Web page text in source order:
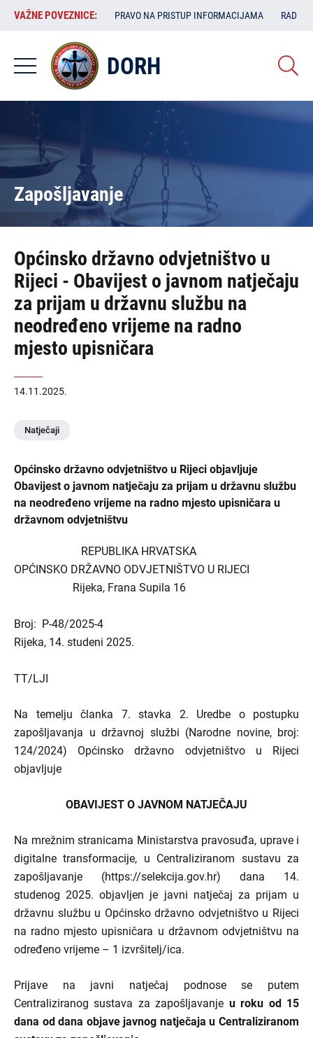
Skoči
sadržaj
VAŽNE
POVEZNICE:
VAŽNE POVEZNICE: PRAVO NA PRISTUP INFORMACIJAMA RAD
DORH
Zapošljavanje
Općinsko državno odvjetništvo u
Rijeci - Obavijest o javnom natječaju
za prijam u državnu službu na
neodređeno vrijeme na radno
mjesto upisničara
14.11.2025.
Natječaji
Općinsko državno odvjetništvo u Rijeci objavljuje
Obavijest o javnom natječaju za prijam u državnu službu
na neodređeno vrijeme na radno mjesto upisničara u
državnom odvjetništvu
REPUBLIKA HRVATSKA
OPĆINSKO DRŽAVNO ODVJETNIŠTVO U RIJECI
Rijeka, Frana Supila 16
Broj: P-48/2025-4
Rijeka, 14. studeni 2025.
TT/LJI
Na temelju članka 7. stavka 2. Uredbe o postupku
zapošljavanja u državnoj službi (Narodne novine, broj:
124/2024) Općinsko državno odvjetništvo u Rijeci
objavljuje
OBAVIJEST O JAVNOM NATJEČAJU
Na mrežnim stranicama Ministarstva pravosuđa, uprave i
digitalne transformacije, u Centraliziranom sustavu za
zapošljavanje (https://selekcija.gov.hr) dana 14.
studenog 2025. objavljen je javni natječaj za prijam u
državnu službu u Općinsko državno odvjetništvo u Rijeci
na radno mjesto upisničara u državnom odvjetništvu na
određeno vrijeme – 1 izvršitelj/ica.
Prijave na javni natječaj podnose se putem
Centraliziranog sustava za zapošljavanje u roku od 15
dana od dana objave javnog natječaja u Centraliziranom